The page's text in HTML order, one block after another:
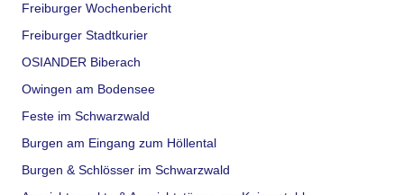
Freiburger Wochenbericht
Freiburger Stadtkurier
OSIANDER Biberach
Owingen am Bodensee
Feste im Schwarzwald
Burgen am Eingang zum Höllental
Burgen & Schlösser im Schwarzwald